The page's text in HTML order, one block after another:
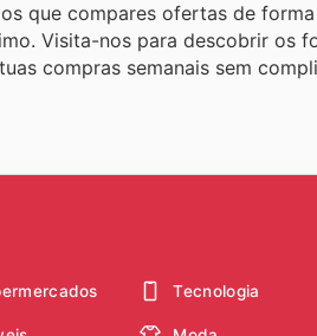
que compares ofertas de
Visita-nos para descobrir os
compras semanais sem
Tecnologia